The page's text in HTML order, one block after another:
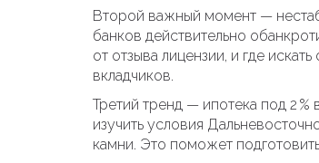
Второй важный момент —
банков действительно
от отзыва лицензии, и где
вкладчиков.
Третий тренд — ипотека под 2 %
изучить условия
камни. Это поможет